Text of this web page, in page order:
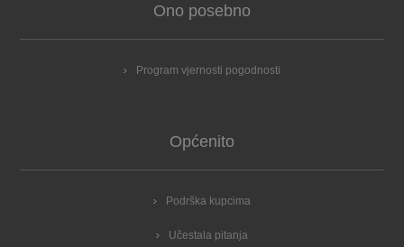
Ono posebno
Program vjernosti pogodnosti
Općenito
Podrška kupcima
Učestala pitanja